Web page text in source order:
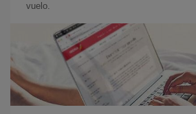
vuelo.